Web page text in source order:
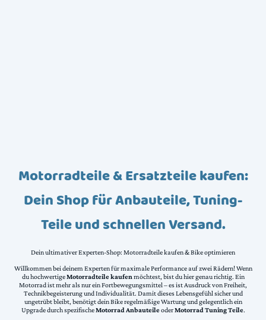
Motorradteile & Ersatzteile kaufen:
Dein Shop für Anbauteile, Tuning-
Teile und schnellen Versand.
Dein ultimativer Experten-Shop: Motorradteile kaufen & Bike optimieren
Willkommen bei deinem Experten für maximale Performance auf zwei Rädern! Wenn
du hochwertigeMotorradteile kaufen möchtest, bist du hier genau richtig. Ein
Motorrad ist mehr als nur ein Fortbewegungsmittel – es ist Ausdruck von Freiheit,
Technikbegeisterung und Individualität. Damit dieses Lebensgefühl sicher und
ungetrübt bleibt, benötigt dein Bike regelmäßige Wartung und gelegentlich ein
Upgrade durch spezifischeMotorrad AnbauteileoderMotorrad Tuning Teile.